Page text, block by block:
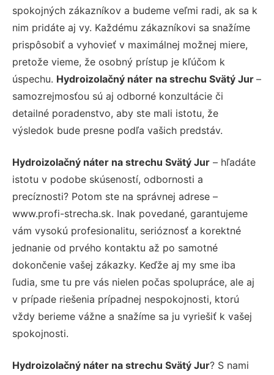
spokojných zákazníkov a budeme veľmi radi, ak sa k
nim pridáte aj vy. Každému zákazníkovi sa snažíme
prispôsobiť a vyhovieť v maximálnej možnej miere,
pretože vieme, že osobný prístup je kľúčom k
úspechu. Hydroizolačný náter na strechu Svätý Jur –
samozrejmosťou sú aj odborné konzultácie či
detailné poradenstvo, aby ste mali istotu, že
výsledok bude presne podľa vašich predstáv.
Hydroizolačný náter na strechu Svätý Jur – hľadáte
istotu v podobe skúseností, odbornosti a
precíznosti? Potom ste na správnej adrese –
www.profi-strecha.sk. Inak povedané, garantujeme
vám vysokú profesionalitu, serióznosť a korektné
jednanie od prvého kontaktu až po samotné
dokončenie vašej zákazky. Keďže aj my sme iba
ľudia, sme tu pre vás nielen počas spolupráce, ale aj
v prípade riešenia prípadnej nespokojnosti, ktorú
vždy berieme vážne a snažíme sa ju vyriešiť k vašej
spokojnosti.
Hydroizolačný náter na strechu Svätý Jur? S nami